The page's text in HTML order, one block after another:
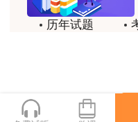
贾老师一如既往的稳
回顾整个学习过程，
网课像一位循循善诱
法、坚持行动，每个
历年试题